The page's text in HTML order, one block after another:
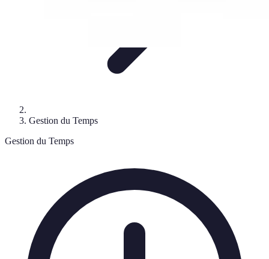
Gestion du Temps
Gestion du Temps